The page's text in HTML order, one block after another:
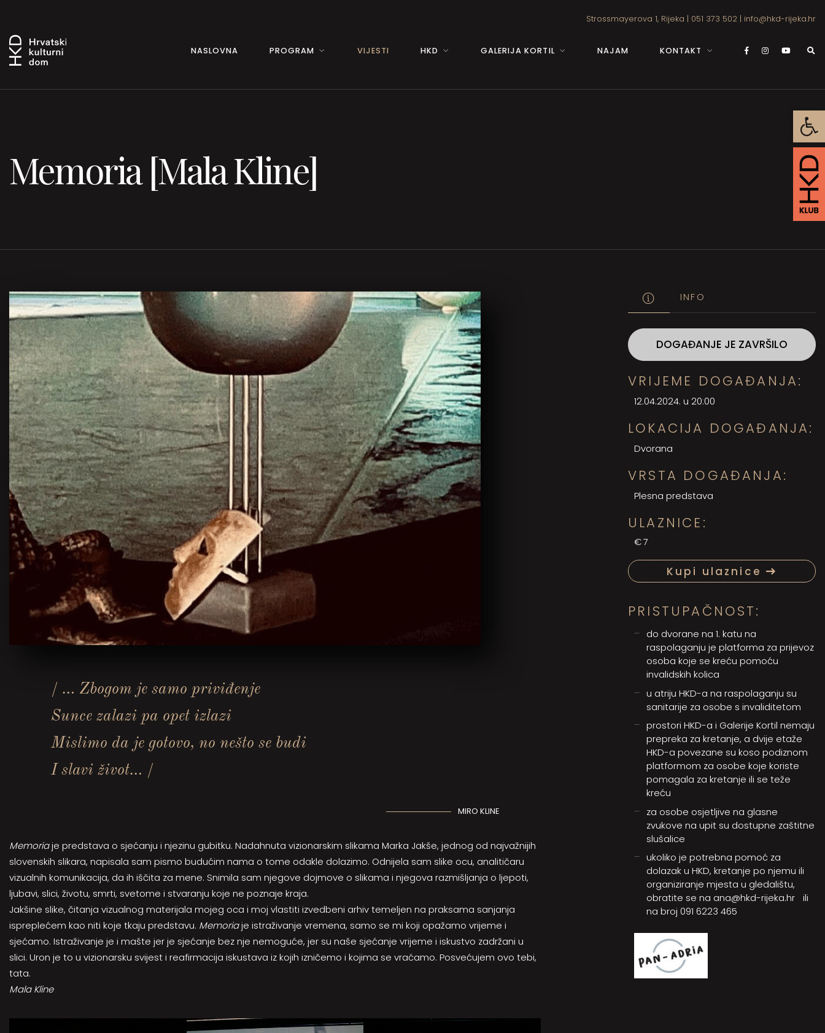
Strossmayerova 1, Rijeka | 051 373 502 | info@hkd-rijeka.hr
NASLOVNA PROGRAM VIJESTI HKD GALERIJA KORTIL NAJAM KONTAKT
Memoria [Mala Kline]
/ … Zbogom je samo priviđenje
Sunce zalazi pa opet izlazi
Mislimo da je gotovo, no nešto se budi
I slavi život… /
MIRO KLINE
Memoriaje predstava o sjećanju i njezinu gubitku. Nadahnuta vizionarskim slikama Marka Jakše, jednog od najvažnijih
slovenskih slikara, napisala sam pismo budućim nama o tome odakle dolazimo. Odnijela sam slike ocu, analitičaru
vizualnih komunikacija, da ih iščita za mene. Snimila sam njegove dojmove o slikama i njegova razmišljanja o ljepoti,
ljubavi, slici, životu, smrti, svetome i stvaranju koje ne poznaje kraja.
Jakšine slike, čitanja vizualnog materijala mojeg oca i moj vlastiti izvedbeni arhiv temeljen na praksama sanjanja
ispreplećem kao niti koje tkaju predstavu. Memoriaje istraživanje vremena, samo se mi koji opažamo vrijeme i
sjećamo. Istraživanje je i mašte jer je sjećanje bez nje nemoguće, jer su naše sjećanje vrijeme i iskustvo zadržani u
slici. Uron je to u vizionarsku svijest i reafirmacija iskustava iz kojih izničemo i kojima se vraćamo. Posvećujem ovo tebi,
tata.
Mala Kline
INFO
DOGAĐANJE JE ZAVRŠILO
VRIJEME DOGAĐANJA:
12.04.2024. u 20:00
LOKACIJA DOGAĐANJA:
Dvorana
VRSTA DOGAĐANJA:
Plesna predstava
ULAZNICE:
€7
Kupi ulaznice
PRISTUPAČNOST:
do dvorane na 1. katu na
raspolaganju je platforma za prijevoz
osoba koje se kreću pomoću
invalidskih kolica
u atriju HKD-a na raspolaganju su
sanitarije za osobe s invaliditetom
prostori HKD-a i Galerije Kortil nemaju
prepreka za kretanje, a dvije etaže
HKD-a povezane su koso podiznom
platformom za osobe koje koriste
pomagala za kretanje ili se teže
kreću
za osobe osjetljive na glasne
zvukove na upit su dostupne zaštitne
slušalice
ukoliko je potrebna pomoć za
dolazak u HKD, kretanje po njemu ili
organiziranje mjesta u gledalištu,
obratite se na ana@hkd-rijeka.hr
ili
na broj091 6223 465